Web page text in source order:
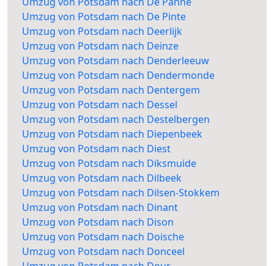
Umzug von Potsdam nach De Pinte
Umzug von Potsdam nach Deerlijk
Umzug von Potsdam nach Deinze
Umzug von Potsdam nach Denderleeuw
Umzug von Potsdam nach Dendermonde
Umzug von Potsdam nach Dentergem
Umzug von Potsdam nach Dessel
Umzug von Potsdam nach Destelbergen
Umzug von Potsdam nach Diepenbeek
Umzug von Potsdam nach Diest
Umzug von Potsdam nach Diksmuide
Umzug von Potsdam nach Dilbeek
Umzug von Potsdam nach Dilsen-Stokkem
Umzug von Potsdam nach Dinant
Umzug von Potsdam nach Dison
Umzug von Potsdam nach Doische
Umzug von Potsdam nach Donceel